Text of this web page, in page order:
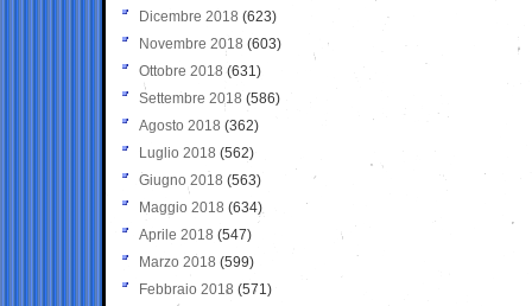
Dicembre 2018 (623)
Novembre 2018 (603)
Ottobre 2018 (631)
Settembre 2018 (586)
Agosto 2018 (362)
Luglio 2018 (562)
Giugno 2018 (563)
Maggio 2018 (634)
Aprile 2018 (547)
Marzo 2018 (599)
Febbraio 2018 (571)